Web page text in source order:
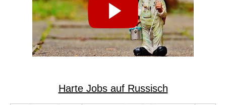
Harte Jobs auf Russisch